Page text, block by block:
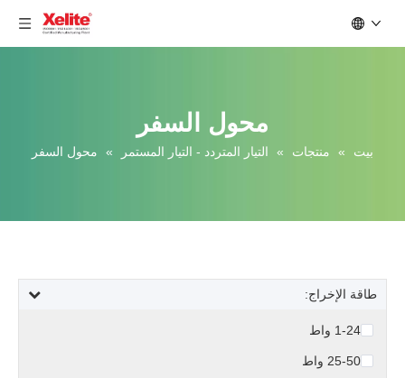
محول السفر
بيت » منتجات » التيار المتردد - التيار المستمر » محول السفر
طاقة الإخراج:
1-24 واط
25-50 واط